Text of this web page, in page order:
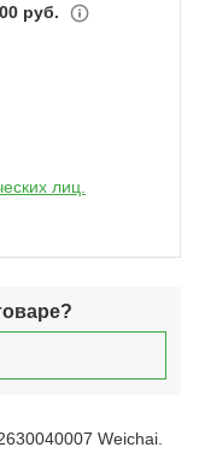
руб.
лиц.
Weichai.